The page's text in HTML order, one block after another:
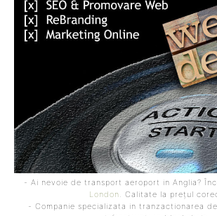
- Ai nevoie de transport aeroport in Anglia?
London. Calitate la prețul
- Companie specializata in tranzactionarea de